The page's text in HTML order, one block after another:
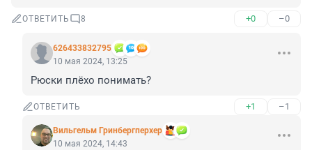
ОТВЕТИТЬ 8 +0 –0
626433832795
10 мая 2024, 13:25
Рюски плёхо понимать?
ОТВЕТИТЬ +1 –1
Вильгельм Гринбергперхер
10 мая 2024, 14:43